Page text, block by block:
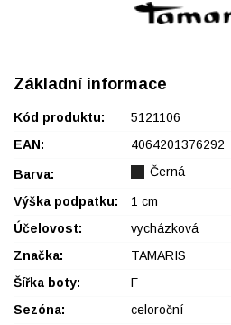
Základní informace
Kód produktu:
5121106
EAN:
4064201376292
Barva: Černá
Výška podpatku:
1 cm
Účelovost:
vycházková
Značka:
TAMARIS
Šířka boty:
F
Sezóna:
celoroční